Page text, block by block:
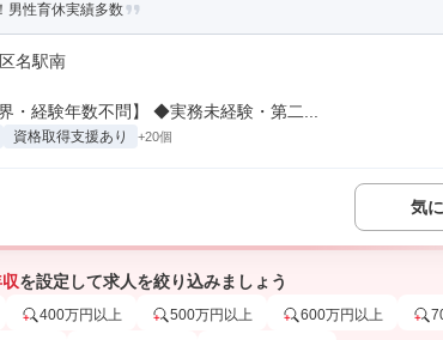
男性育休実績多数
名駅南
・経験年数不問】 ◆実務未経験・第二...
資格取得支援あり +20個
気
を設定して求人を絞り込みましょう
400万円以上 500万円以上 600万円以上